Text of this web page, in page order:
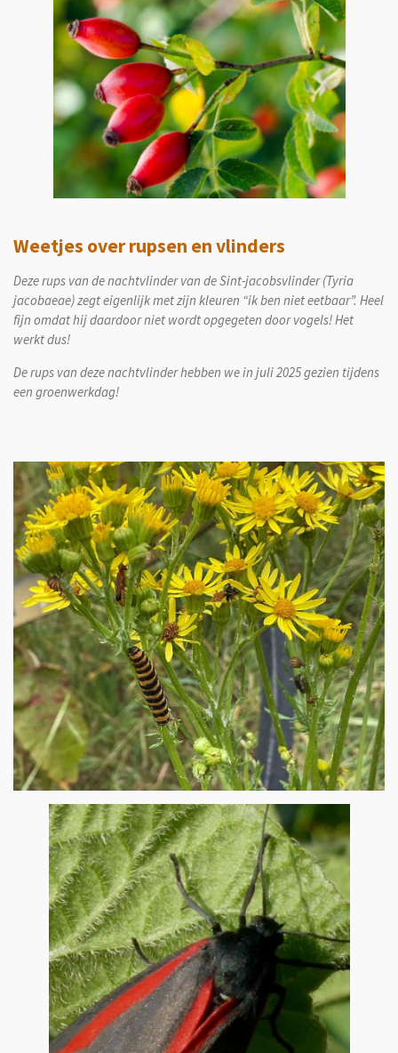
Weetjes over rupsen en vlinders
Deze rups van de nachtvlinder van de Sint-jacobsvlinder (Tyria
jacobaeae)zegt eigenlijk met zijn kleuren “ik ben niet eetbaar”. Heel
fijn omdat hij daardoor niet wordt opgegeten door vogels! Het
werkt dus!
De rups van deze nachtvlinder hebben we in juli 2025 gezien tijdens
een groenwerkdag!